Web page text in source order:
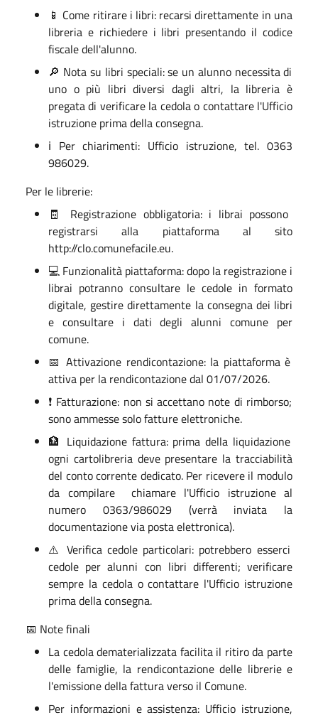
📱 Come ritirare i libri: recarsi direttamente in una
libreria e richiedere i libri presentando il codice
fiscale dell'alunno.
🔎 Nota su libri speciali: se un alunno necessita di
uno o più libri diversi dagli altri, la libreria è
pregata di verificare la cedola o contattare l'Ufficio
istruzione prima della consegna.
ℹ️ Per chiarimenti: Ufficio istruzione, tel. 0363
986029.
Per le librerie:
🧾 Registrazione obbligatoria: i librai possono
registrarsi alla piattaforma al sito
http://clo.comunefacile.eu.
💻 Funzionalità piattaforma: dopo la registrazione i
librai potranno consultare le cedole in formato
digitale, gestire direttamente la consegna dei libri
e consultare i dati degli alunni comune per
comune.
📅 Attivazione rendicontazione: la piattaforma è
attiva per la rendicontazione dal 01/07/2026.
❗ Fatturazione: non si accettano note di rimborso;
sono ammesse solo fatture elettroniche.
🏦 Liquidazione fattura: prima della liquidazione
ogni cartolibreria deve presentare la tracciabilità
del conto corrente dedicato. Per ricevere il modulo
da compilare chiamare l'Ufficio istruzione al
numero 0363/986029 (verrà inviata la
documentazione via posta elettronica).
⚠️ Verifica cedole particolari: potrebbero esserci
cedole per alunni con libri differenti; verificare
sempre la cedola o contattare l'Ufficio istruzione
prima della consegna.
📅 Note finali
La cedola dematerializzata facilita il ritiro da parte
delle famiglie, la rendicontazione delle librerie e
l'emissione della fattura verso il Comune.
Per informazioni e assistenza: Ufficio istruzione,